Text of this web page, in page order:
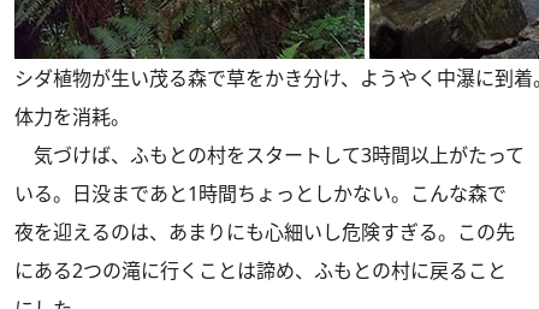
シダ植物が生い茂る森で草をかき分け、ようやく中瀑に到
体力を消耗。
気づけば、ふもとの村をスタートして3時間以上がたって
いる。日没まであと1時間ちょっとしかない。こんな森で
夜を迎えるのは、あまりにも心細いし危険すぎる。この先
にある2つの滝に行くことは諦め、ふもとの村に戻ること